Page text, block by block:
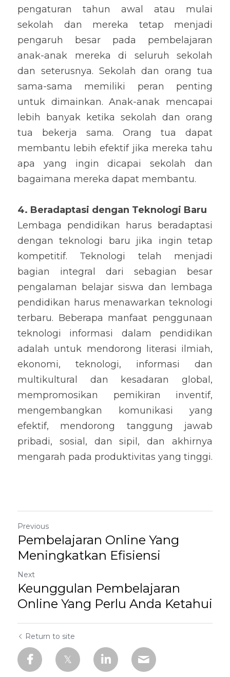
pengaturan tahun awal atau mulai
sekolah dan mereka tetap menjadi
pengaruh besar pada pembelajaran
anak-anak mereka di seluruh sekolah
dan seterusnya. Sekolah dan orang tua
sama-sama memiliki peran penting
untuk dimainkan. Anak-anak mencapai
lebih banyak ketika sekolah dan orang
tua bekerja sama. Orang tua dapat
membantu lebih efektif jika mereka tahu
apa yang ingin dicapai sekolah dan
bagaimana mereka dapat membantu.
4. Beradaptasi dengan Teknologi Baru
Lembaga pendidikan harus beradaptasi
dengan teknologi baru jika ingin tetap
kompetitif. Teknologi telah menjadi
bagian integral dari sebagian besar
pengalaman belajar siswa dan lembaga
pendidikan harus menawarkan teknologi
terbaru. Beberapa manfaat penggunaan
teknologi informasi dalam pendidikan
adalah untuk mendorong literasi ilmiah,
ekonomi, teknologi, informasi dan
multikultural dan kesadaran global,
mempromosikan pemikiran inventif,
mengembangkan komunikasi yang
efektif, mendorong tanggung jawab
pribadi, sosial, dan sipil, dan akhirnya
mengarah pada produktivitas yang tinggi.
Previous
Pembelajaran Online Yang
Meningkatkan Efisiensi
Next
Keunggulan Pembelajaran
Online Yang Perlu Anda Ketahui
Return to site